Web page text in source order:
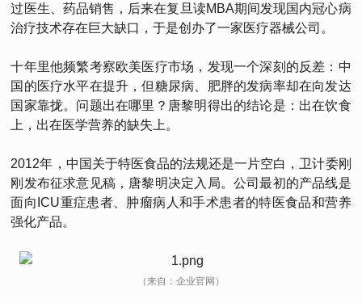
过医生、药品销售，后来在复旦读MBA期间发现国内冠心病
治疗技术存在巨大缺口，于是创办了一家医疗器械公司。
十年里他频繁考察欧美医疗市场，发现一个深刻的反差：中
国的医疗水平在提升，但糖尿病、肥胖的发病率却在向发达
国家靠拢。问题出在哪里？唐黎明得出的结论是：出在饮食
上，出在医学营养的缺失上。
2012年，中国关于特医食品的法规还是一片空白，卫计委刚
刚发布征求意见稿，唐黎明决定入局。公司最初的产品线是
面向ICU重症患者、肿瘤病人和手术患者的特医食品和营养
强化产品。
（来自：企业官网）